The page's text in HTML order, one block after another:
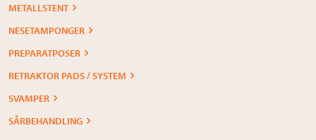
METALLSTENT
NESETAMPONGER
PREPARATPOSER
RETRAKTOR PADS / SYSTEM
SVAMPER
SÅRBEHANDLING